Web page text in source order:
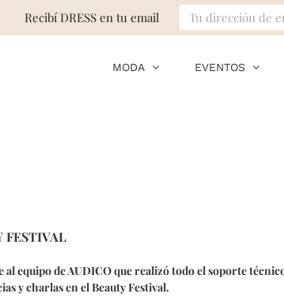
MODA EVENTOS
FESTIVAL
al equipo de AUDICO que realizó todo el soporte
y charlas en el Beauty Festival.
Recibí DRESS en tu email